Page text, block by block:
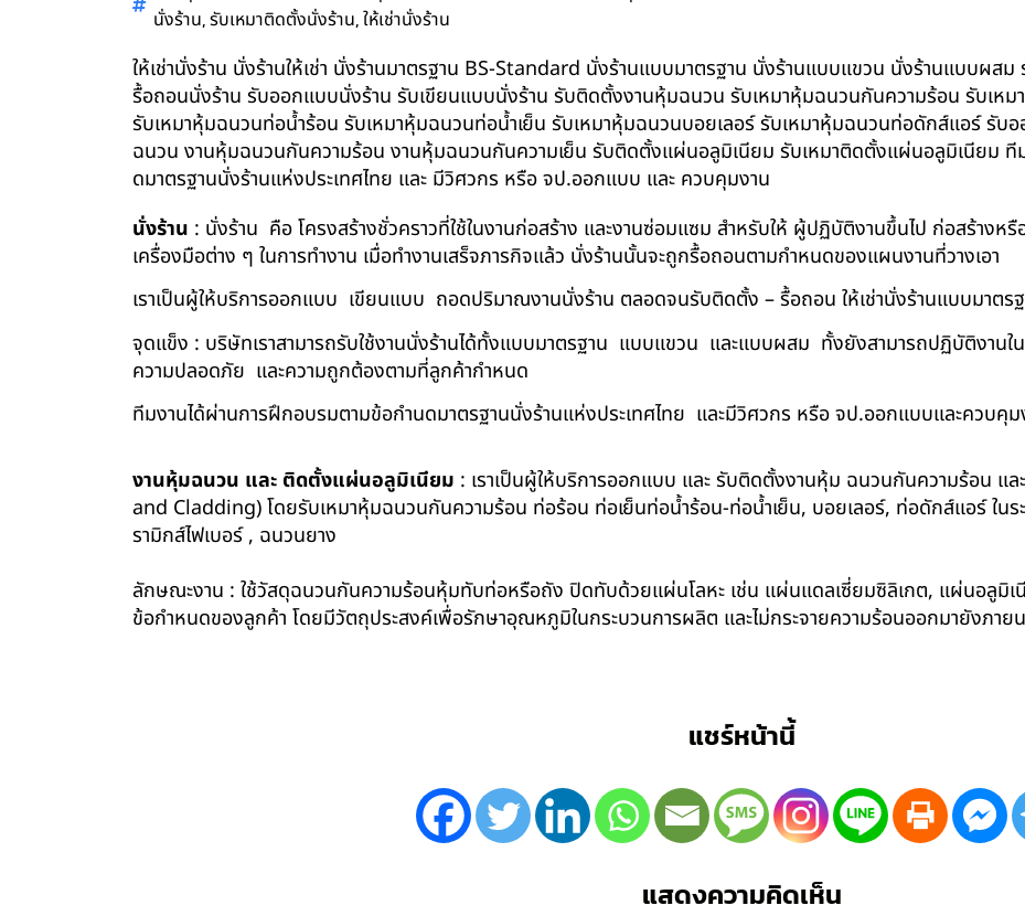
นั่งร้าน,รับเหมาติดตั้งนั่งร้าน,ให้เช่านั่งร้าน
ให้เช่านั่งร้าน นั่งร้านให้เช่า นั่งร้านมาตรฐาน BS-Standard นั่งร้านแบบมาตรฐาน นั่งร้านแบบแขวน นั่งร้านแบบผส
รื้อถอนนั่งร้าน รับออกแบบนั่งร้าน รับเขียนแบบนั่งร้าน รับติดตั้งงานหุ้มฉนวน รับเหมาหุ้มฉนวนกันความร้อน รับเห
รับเหมาหุ้มฉนวนท่อน้ำร้อน รับเหมาหุ้มฉนวนท่อน้ำเย็น รับเหมาหุ้มฉนวนบอยเลอร์ รับเหมาหุ้มฉนวนท่อดักส์แอร์ รั
ฉนวน งานหุ้มฉนวนกันความร้อน งานหุ้มฉนวนกันความเย็น รับติดตั้งแผ่นอลูมิเนียม รับเหมาติดตั้งแผ่นอลูมิเนียม ที
ดมาตรฐานนั่งร้านแห่งประเทศไทย และ มีวิศวกร หรือ จป.ออกแบบ และ ควบคุมงาน
นั่งร้าน : นั่งร้าน คือ โครงสร้างชั่วคราวที่ใช้ในงานก่อสร้าง และงานซ่อมแซม สำหรับให้ ผู้ปฏิบัติงานขึ้นไป ก่อสร้าง
เครื่องมือต่าง ๆ ในการทำงาน เมื่อทำงานเสร็จภารกิจแล้ว นั่งร้านนั้นจะถูกรื้อถอนตามกำหนดของแผนงานที่วางเอา
เราเป็นผู้ให้บริการออกแบบ เขียนแบบ ถอดปริมาณงานนั่งร้าน ตลอดจนรับติดตั้ง – รื้อถอน ให้เช่านั่งร้านแบบมาตร
จุดแข็ง : บริษัทเราสามารถรับใช้งานนั่งร้านได้ทั้งแบบมาตรฐาน แบบแขวน และแบบผสม ทั้งยังสามารถปฏิบัติงาน
ความปลอดภัย และความถูกต้องตามที่ลูกค้ากำหนด
ทีมงานได้ผ่านการฝึกอบรมตามข้อกำนดมาตรฐานนั่งร้านแห่งประเทศไทย และมีวิศวกร หรือ จป.ออกแบบและควบคุม
งานหุ้มฉนวน และ ติดตั้งแผ่นอลูมิเนียม : เราเป็นผู้ให้บริการออกแบบ และ รับติดตั้งงานหุ้ม ฉนวนกันความร้อน แ
and Cladding) โดยรับเหมาหุ้มฉนวนกันความร้อน ท่อร้อน ท่อเย็นท่อน้ำร้อน-ท่อน้ำเย็น, บอยเลอร์, ท่อดักส์แอร์ ในร
รามิกส์ไฟเบอร์ , ฉนวนยาง
ลักษณะงาน : ใช้วัสดุฉนวนกันความร้อนหุ้มทับท่อหรือถัง ปิดทับด้วยแผ่นโลหะ เช่น แผ่นแดลเซี่ยมซิลิเกต, แผ่นอลูมิเ
ข้อกำหนดของลูกค้า โดยมีวัตถุประสงค์เพื่อรักษาอุณหภูมิในกระบวนการผลิต และไม่กระจายความร้อนออกมายังภา
แชร์หน้านี้
แสดงความคิดเห็น